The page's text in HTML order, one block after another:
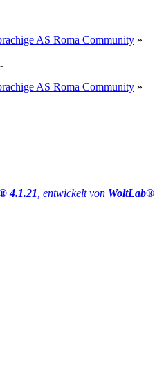
AS Roma Community »
AS Roma Community »
4.1.21 , entwickelt von WoltLab®